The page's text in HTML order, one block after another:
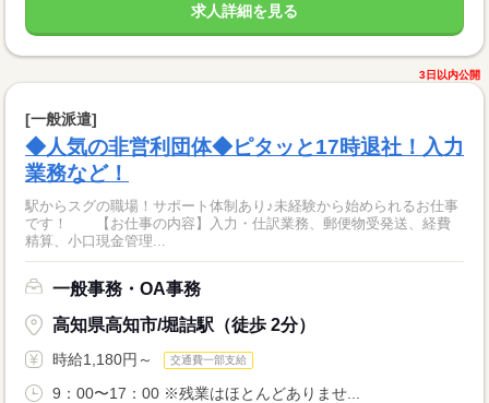
求人詳細を見る
3日以内公開
[一般派遣]
◆人気の非営利団体◆ピタッと17時退社！入力
業務など！
駅からスグの職場！サポート体制あり♪未経験から始められるお仕事
です！ 【お仕事の内容】入力・仕訳業務、郵便物受発送、経費
精算、小口現金管理...
一般事務・OA事務
高知県高知市/堀詰駅（徒歩 2分）
時給1,180円～ 交通費一部支給
9：00〜17：00 ※残業はほとんどありませ...